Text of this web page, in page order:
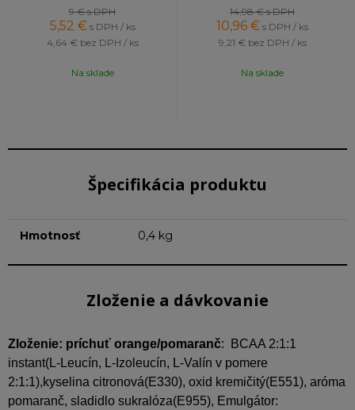
9 €s DPH
5,52 € s DPH / ks
4,64 € bez DPH / ks
Na sklade
14,98 €s DPH
10,96 € s DPH / ks
9,21 € bez DPH / ks
Na sklade
Špecifikácia produktu
Hmotnosť 0,4 kg
Zloženie a dávkovanie
Zloženie: príchuť orange/pomaranč: BCAA 2:1:1
instant(L-Leucín, L-Izoleucín, L-Valín v pomere
2:1:1),kyselina citronová(E330), oxid kremičitý(E551), aróma
pomaranč, sladidlo sukralóza(E955), Emulgátor: